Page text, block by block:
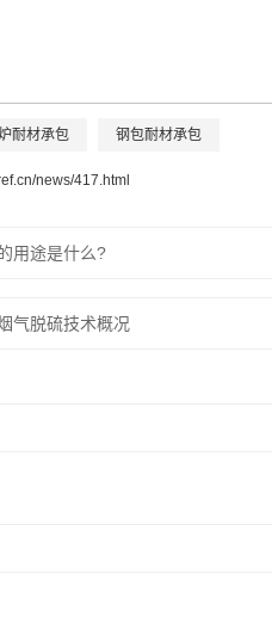
耐材承包 钢包耐材承包
news/417.html
用途是什么?
气脱硫技术概况